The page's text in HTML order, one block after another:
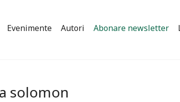
Evenimente Autori Abonare newsletter
solomon